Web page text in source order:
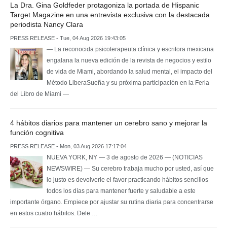
La Dra. Gina Goldfeder protagoniza la portada de Hispanic
Target Magazine en una entrevista exclusiva con la destacada
periodista Nancy Clara
PRESS RELEASE - Tue, 04 Aug 2026 19:43:05
— La reconocida psicoterapeuta clínica y escritora mexicana
engalana la nueva edición de la revista de negocios y estilo
de vida de Miami, abordando la salud mental, el impacto del
Método LiberaSueña y su próxima participación en la Feria
del Libro de Miami —
4 hábitos diarios para mantener un cerebro sano y mejorar la
función cognitiva
PRESS RELEASE - Mon, 03 Aug 2026 17:17:04
NUEVA YORK, NY — 3 de agosto de 2026 — (NOTICIAS
NEWSWIRE) — Su cerebro trabaja mucho por usted, así que
lo justo es devolverle el favor practicando hábitos sencillos
todos los días para mantener fuerte y saludable a este
importante órgano. Empiece por ajustar su rutina diaria para concentrarse
en estos cuatro hábitos. Dele …